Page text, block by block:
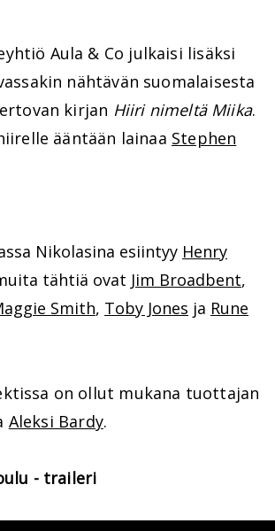
Aula & Co julkaisi lisäksi
nähtävän suomalaisesta
kirjan Hiiri nimeltä Miika.
ääntään lainaa Stephen
Nikolasina esiintyy Henry
tähtiä ovat Jim Broadbent,
Smith, Toby Jones ja Rune
on ollut mukana tuottajan
Aleksi Bardy.
- traileri